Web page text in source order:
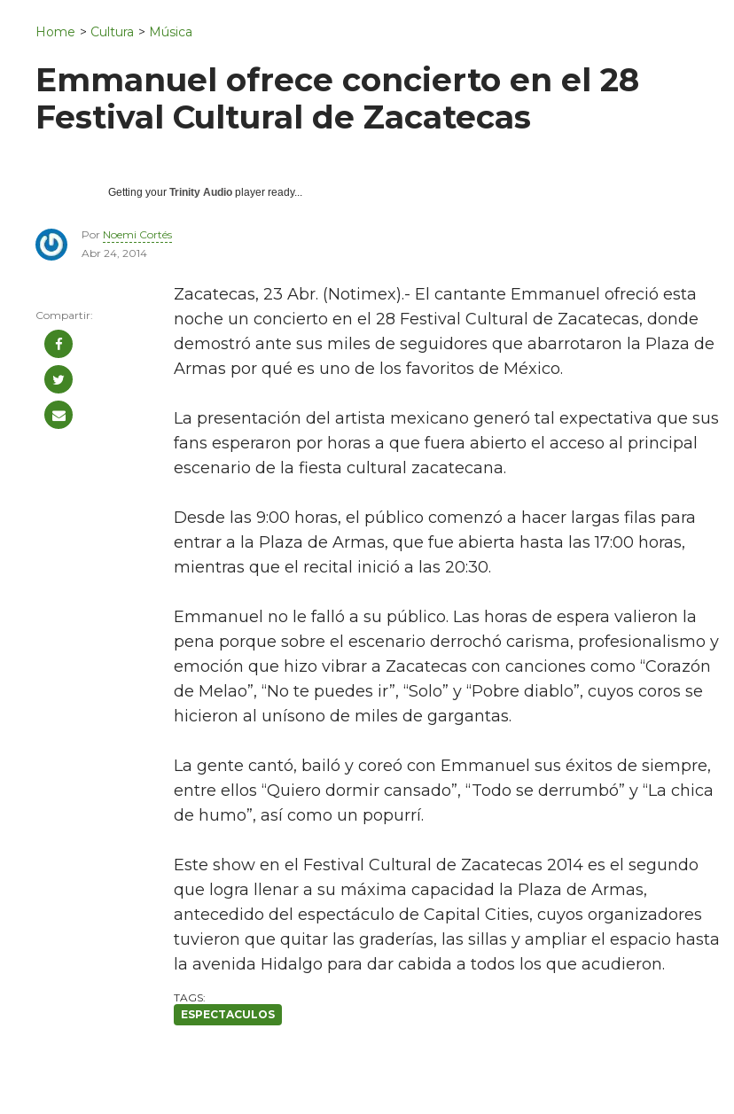
Home > Cultura > Música
Emmanuel ofrece concierto en el 28
Festival Cultural de Zacatecas
Getting your Trinity Audio player ready...
Por Noemi Cortés
Abr 24, 2014
Zacatecas, 23 Abr. (Notimex).- El cantante Emmanuel ofreció esta
noche un concierto en el 28 Festival Cultural de Zacatecas, donde
demostró ante sus miles de seguidores que abarrotaron la Plaza de
Armas por qué es uno de los favoritos de México.
La presentación del artista mexicano generó tal expectativa que sus
fans esperaron por horas a que fuera abierto el acceso al principal
escenario de la fiesta cultural zacatecana.
Desde las 9:00 horas, el público comenzó a hacer largas filas para
entrar a la Plaza de Armas, que fue abierta hasta las 17:00 horas,
mientras que el recital inició a las 20:30.
Emmanuel no le falló a su público. Las horas de espera valieron la
pena porque sobre el escenario derrochó carisma, profesionalismo y
emoción que hizo vibrar a Zacatecas con canciones como “Corazón
de Melao”, “No te puedes ir”, “Solo” y “Pobre diablo”, cuyos coros se
hicieron al unísono de miles de gargantas.
La gente cantó, bailó y coreó con Emmanuel sus éxitos de siempre,
entre ellos “Quiero dormir cansado”, “Todo se derrumbó” y “La chica
de humo”, así como un popurrí.
Este show en el Festival Cultural de Zacatecas 2014 es el segundo
que logra llenar a su máxima capacidad la Plaza de Armas,
antecedido del espectáculo de Capital Cities, cuyos organizadores
tuvieron que quitar las graderías, las sillas y ampliar el espacio hasta
la avenida Hidalgo para dar cabida a todos los que acudieron.
ESPECTACULOS